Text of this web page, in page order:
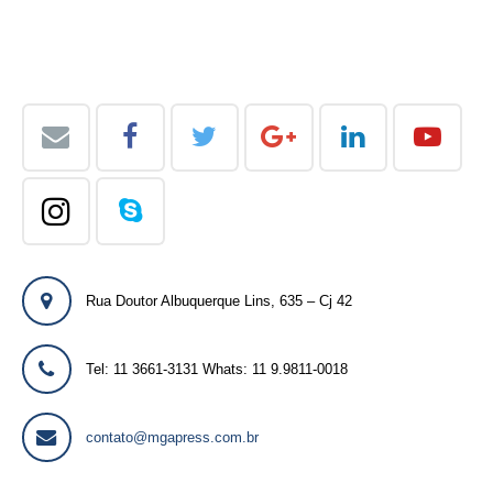
Rua Doutor Albuquerque Lins, 635 – Cj 42
Tel: 11 3661-3131 Whats: 11 9.9811-0018
contato@mgapress.com.br